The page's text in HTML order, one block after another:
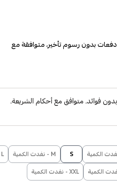
دفعات بدون رسوم تأخير، متوافقة مع
S M - نفدت الكمية
L - نفدت الكمية
XXL - نفدت الكمية